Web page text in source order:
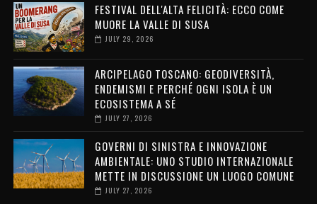
FESTIVAL DELL'ALTA FELICITÀ: ECCO COME
MUORE LA VALLE DI SUSA
JULY 29, 2026
ARCIPELAGO TOSCANO: GEODIVERSITÀ,
ENDEMISMI E PERCHÉ OGNI ISOLA È UN
ECOSISTEMA A SÉ
JULY 27, 2026
GOVERNI DI SINISTRA E INNOVAZIONE
AMBIENTALE: UNO STUDIO INTERNAZIONALE
METTE IN DISCUSSIONE UN LUOGO COMUNE
JULY 27, 2026